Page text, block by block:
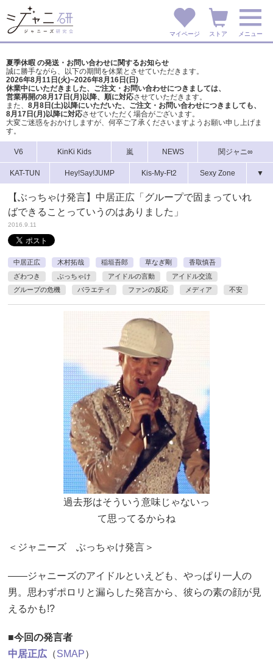
マイページ ストア メニュー
夏季休暇 の発送・お問い合わせに関するお知らせ
誠に勝手ながら、以下の期間を休業とさせていただきます。
2026年8月11日(火)~2026年8月16日(日)
休業中にいただきました、ご注文・お問い合わせにつきましては、
営業再開の8月17日(月)以降、順に対応させていただきます。
また、 8月8日(土)以降にいただいた、ご注文・ お問い合わせにつきましても、
8月17日(月)以降に対応させていただく場合がございます。
大変ご迷惑をおかけしますが、 何卒ご了承くださいますようお願い申し上げま
す。
V6 KinKi Kids 嵐 NEWS 関ジャニ∞
KAT-TUN Hey!Say!JUMP Kis-My-Ft2 Sexy Zone ▼
【ぶっちゃけ発言】中居正広「グループで固まっていれ
ばできることっていうのはありました」
2016.9.11
中居正広 木村拓哉 稲垣吾郎 草なぎ剛
香取慎吾
ざわつき
ぶっちゃけ アイドルの言動
アイドル交流
グループの危機
バラエティ ファンの反応 メディア 不安
過去形はそういう意味じゃないっ
て思ってるからね
＜ジャニーズ ぶっちゃけ発言＞
――ジャニーズのアイドルといえども、やっぱり一人の
男。思わずポロリと漏らした発言から、彼らの素の顔が見
えるかも!?
■今回の発言者
中居正広 （SMAP）